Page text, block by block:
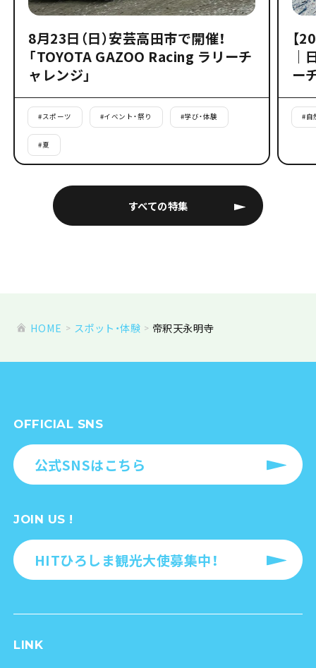
すべての特集
8月23日（日）安芸高田市で開催！
「TOYOTA GAZOO Racing ラリーチ
ャレンジ」
#スポーツ #イベント・祭り #学び・体験
#夏
【
｜
ー
#自
HOME スポット・体験 帝釈天永明寺
OFFICIAL SNS
公式SNSはこちら
JOIN US !
HITひろしま観光大使募集中！
LINK